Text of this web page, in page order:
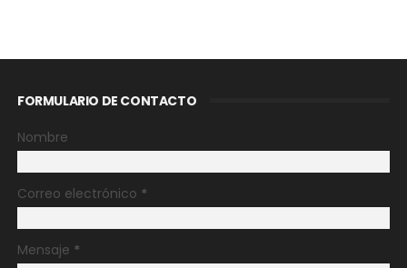
FORMULARIO DE CONTACTO
Nombre
Correo electrónico *
Mensaje *